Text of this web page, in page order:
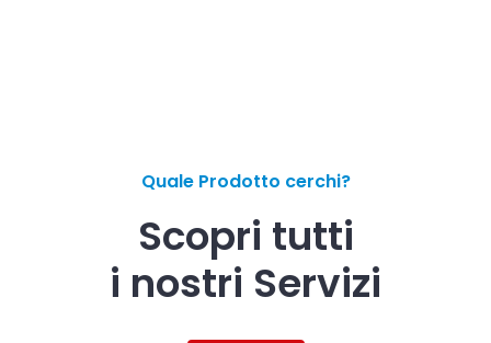
Quale Prodotto cerchi?
Scopri tutti
i nostri Servizi